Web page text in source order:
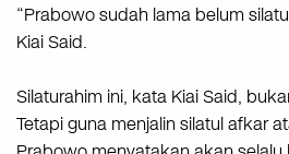
“Prabowo sudah lama belum
Kiai Said.
Silaturahim ini, kata Kiai Said,
Tetapi guna menjalin silatul afkar